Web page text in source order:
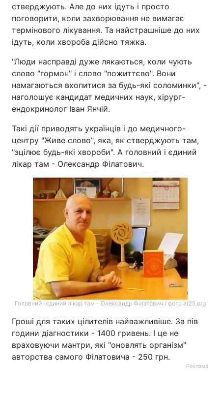
стверджують. Але до них ідуть і просто
поговорити, коли захворювання не вимагає
термінового лікування. Та найстрашніше до них
ідуть, коли хвороба дійсно тяжка.
"Люди насправді дуже лякаються, коли чують
слово "гормон" і слово "пожиттєво". Вони
намагаються вхопитися за будь-які соломинки", -
наголошує кандидат медичних наук, хірург-
ендокринолог Іван Янчій.
Такі дії приводять українців і до медичного-
центру "Живе слово", яка, як стверджують там,
"зцілює будь-які хвороби". А головний і єдиний
лікар там - Олександр Філатович.
Головний і єдиний лікар там - Олександр Філатович / фото ar25.org
Гроші для таких цілителів найважливіше. За пів
години діагностики - 1400 гривень. І це не
враховуючи мантри, які "оновлять організм"
авторства самого Філатовича - 250 грн.
Реклама